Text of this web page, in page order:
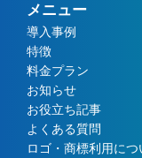
メニュー
導入事例
特徴
料金プラン
お知らせ
お役立ち記事
よくある質問
ロゴ・商標利用につ